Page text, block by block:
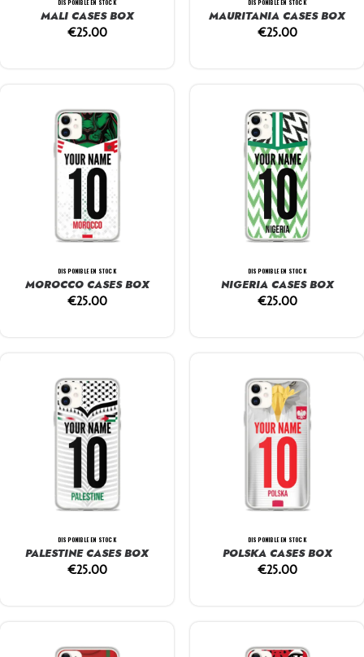
DISPONIBLE EN STOCK
MALI CASES BOX
€25.00
DISPONIBLE EN STOCK
MAURITANIA CASES BOX
€25.00
DISPONIBLE EN STOCK
MOROCCO CASES BOX
€25.00
DISPONIBLE EN STOCK
NIGERIA CASES BOX
€25.00
DISPONIBLE EN STOCK
PALESTINE CASES BOX
€25.00
DISPONIBLE EN STOCK
POLSKA CASES BOX
€25.00